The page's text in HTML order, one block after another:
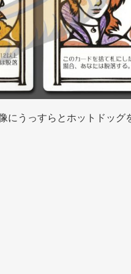
にうっすらとホットドッグ